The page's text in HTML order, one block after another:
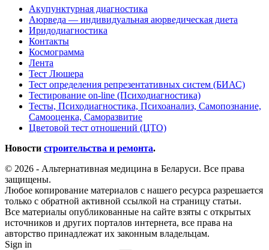
Акупунктурная диагностика
Аюрведа — индивидуальная аюрведическая диета
Иридодиагностика
Контакты
Космограмма
Лента
Тест Люшера
Тест определения репрезентативных систем (БИАС)
Тестирование on-line (Психодиагностика)
Тесты, Психодиагностика, Психоанализ, Самопознание,
Самооценка, Саморазвитие
Цветовой тест отношений (ЦТО)
Новости строительства и ремонта.
© 2026 - Альтернативная медицина в Беларуси. Все права
защищены.
Любое копирование материалов с нашего ресурса разрешается
только с обратной активной ссылкой на страницу статьи.
Все материалы опубликованные на сайте взяты с открытых
источников и других порталов интернета, все права на
авторство принадлежат их законным владельцам.
Sign in